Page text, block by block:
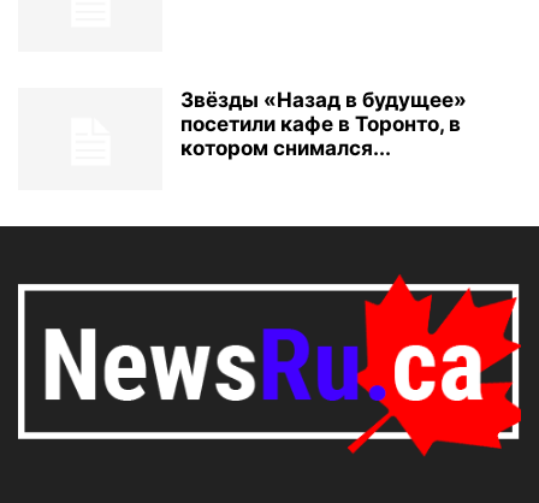
Звёзды «Назад в будущее»
посетили кафе в Торонто, в
котором снимался...